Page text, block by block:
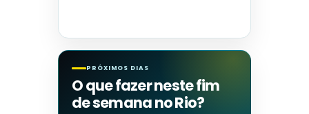
PRÓXIMOS DIAS
O que fazer neste fim
de semana no Rio?